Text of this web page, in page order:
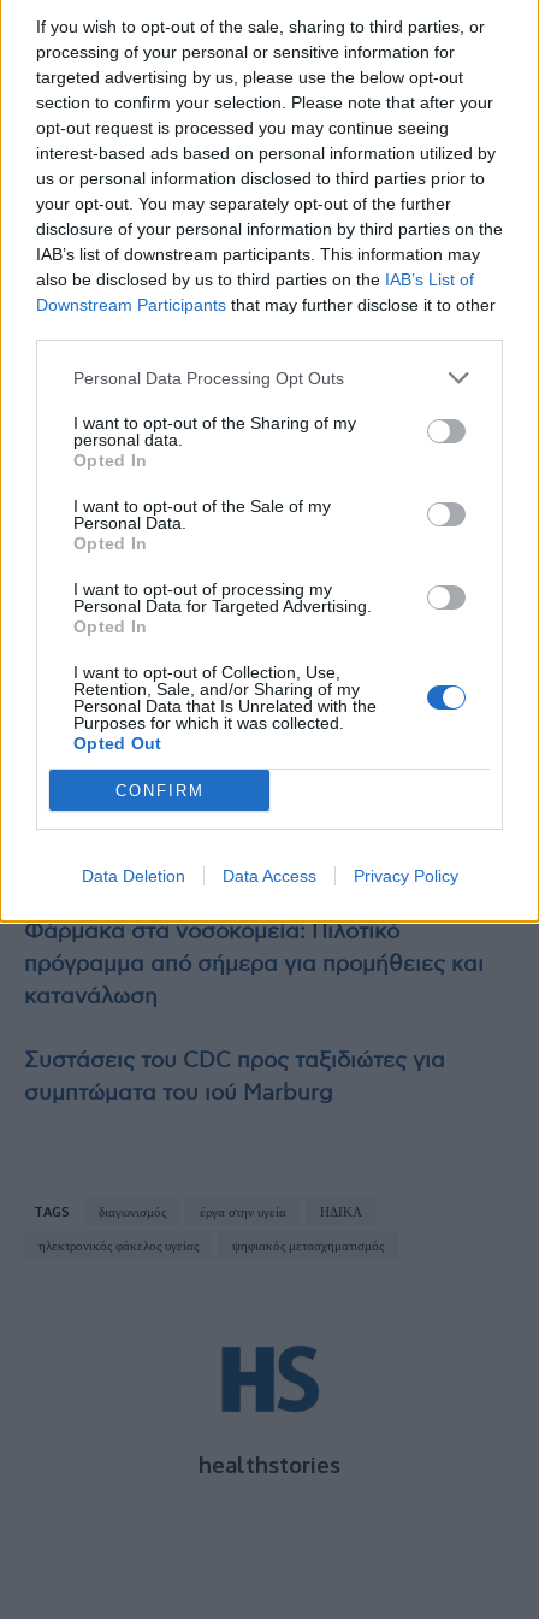
If you wish to opt-out of the sale, sharing to third parties, or
processing of your personal or sensitive information for
targeted advertising by us, please use the below opt-out
section to confirm your selection. Please note that after your
opt-out request is processed you may continue seeing
interest-based ads based on personal information utilized by
us or personal information disclosed to third parties prior to
your opt-out. You may separately opt-out of the further
disclosure of your personal information by third parties on the
IAB’s list of downstream participants. This information may
also be disclosed by us to third parties on the IAB’s List of
Downstream Participants that may further disclose it to other
Personal Data Processing Opt Outs
I want to opt-out of the Sharing of my
personal data.
Opted In
I want to opt-out of the Sale of my
Personal Data.
Opted In
I want to opt-out of processing my
Personal Data for Targeted Advertising.
Opted In
I want to opt-out of Collection, Use,
Retention, Sale, and/or Sharing of my
Personal Data that Is Unrelated with the
Purposes for which it was collected.
Opted Out
CONFIRM
Data Deletion Data Access Privacy Policy
Συγκεκριμένα αφορούν:
Δημιουργία Πλαισίου Αξιολόγησης &
Παρακολούθησης Ψηφιακής Ετοιμότητας
Νοσοκομείων
Ενιαίο σύστημα διαχείρισης και
παρακολούθησης φαρμάκου
Ενιαίο σύστημα διαχείρισης
ιατροτεχνολογικού εξοπλισμού
παραστατικών νοσοκομείων (EDI)
Ψηφιακή αναβάθμιση Υ.Π.Ε. & Ε.Κ.Α.Π.Υ.
Ψηφιακή αναβάθμιση Ε.Κ.Α.Β.
πολιτών για εφημερεύοντα Νοσοκομεία
(Επείγοντα)
Ενιαίο Πληροφοριακό Σύστημα Διαχείρισης
Ανθρώπινου Δυναμικού και Μισθοδοσίας
σε επιλεγμένους Φορείς και Δομές Υγείας.
Πηγή:mononews.gr
Διαβάστε επίσης:
Φάρμακα στα νοσοκομεία: Πιλοτικό
πρόγραμμα από σήμερα για προμήθειες και
κατανάλωση
Συστάσεις του CDC προς ταξιδιώτες για
συμπτώματα του ιού Marburg
TAGS διαγωνισμός έργα στην υγεία
ΗΔΙΚΑ
ηλεκτρονικός φάκελος υγείας
ψηφιακός μετασχηματισμός
healthstories